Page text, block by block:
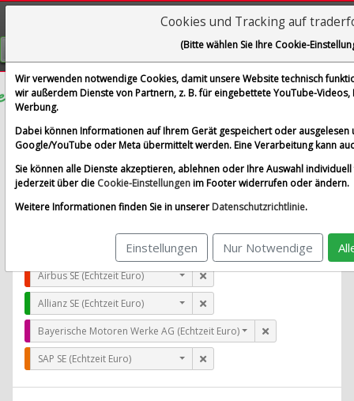
Duolingo
im Vergleich mit Airbus SE, Allianz SE, Bayerische
Aktualisieren
Airbus SE (Echtzeit Euro)
Allianz SE (Echtzeit Euro)
Bayerische Motoren Werke AG (Echtzeit Euro)
SAP SE (Echtzeit Euro)
Cookies und Tracking auf
(Bitte wählen Sie Ihre Cookie-
Wir verwenden notwendige Cookies, damit unsere Website technisch
wir außerdem Dienste von Partnern, z. B. für eingebettete YouTube-
Werbung.
Dabei können Informationen auf Ihrem Gerät gespeichert oder
Google/YouTube oder Meta übermittelt werden. Eine Verarbeitung kann
Sie können alle Dienste akzeptieren, ablehnen oder Ihre Auswahl
jederzeit über die Cookie-Einstellungenim Footer widerrufen oder ändern.
Weitere Informationen finden Sie in unserer Datenschutzrichtlinie.
Einstellungen Nur Notwendige